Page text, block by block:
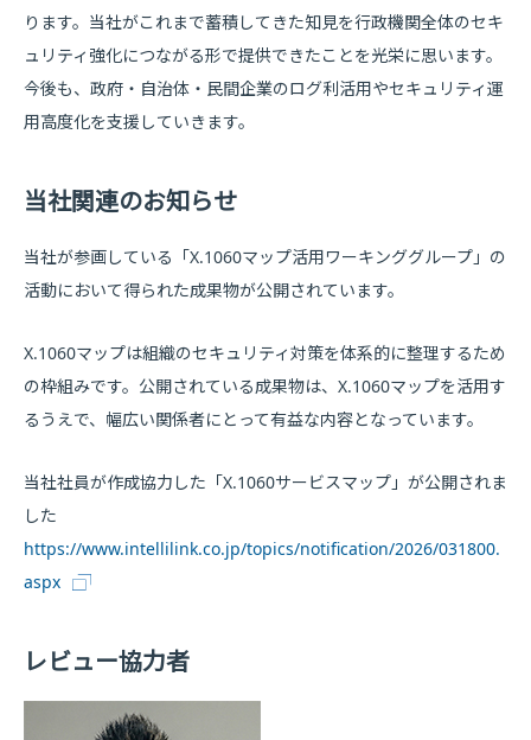
ります。当社がこれまで蓄積してきた知見を行政機関全体のセキ
ュリティ強化につながる形で提供できたことを光栄に思います。
今後も、政府・自治体・民間企業のログ利活用やセキュリティ運
用高度化を支援していきます。
当社関連のお知らせ
当社が参画している「X.1060マップ活用ワーキンググループ」の
活動において得られた成果物が公開されています。
X.1060マップは組織のセキュリティ対策を体系的に整理するため
の枠組みです。公開されている成果物は、X.1060マップを活用す
るうえで、幅広い関係者にとって有益な内容となっています。
当社社員が作成協力した「X.1060サービスマップ」が公開されま
した
https://www.intellilink.co.jp/topics/notification/2026/031800.
aspx
レビュー協力者